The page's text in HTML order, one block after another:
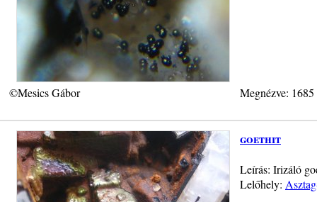
©Mesics Gábor Megnézve:
goethit
Leírás: Irizáló
Lelőhely: